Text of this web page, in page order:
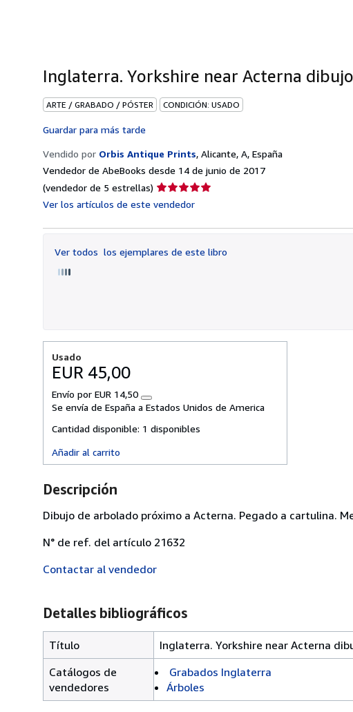
Inglaterra. Yorkshire near Acterna
ARTE / GRABADO / PÓSTER CONDICIÓN: USADO
Guardar para más tarde
Vendido por Orbis Antique Prints, Alicante, A, España
Vendedor de AbeBooks desde 14 de junio de 2017
(vendedor de 5 estrellas) Calificación
5
5
Ver los artículos de este vendedor
Ver todos los ejemplares de este libro
Usado
EUR 45,00
Envío por EUR 14,50
Más
información
las
envío
Se envía de España a Estados Unidos de America
Cantidad disponible: 1 disponibles
Añadir al carrito
Descripción
Dibujo de arbolado próximo a Acterna. Pegado a cartulina.
N° de ref. del artículo 21632
Contactar al vendedor
Detalles bibliográficos
Título
Inglaterra. Yorkshire near Acterna
Catálogos de
vendedores
Grabados Inglaterra
Árboles